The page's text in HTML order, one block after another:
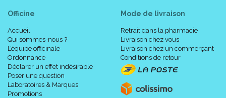
Officine
Accueil
Qui sommes-nous ?
L’équipe officinale
Ordonnance
Déclarer un effet indésirable
Poser une question
Laboratoires & Marques
Promotions
Mode de livraison
Retrait dans la pharmacie
Livraison chez vous
Livraison chez un commerçant
Conditions de retour